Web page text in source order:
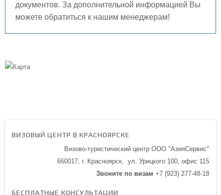
документов. За дополнительной информацией Вы
можете обратиться к нашим менеджерам!
ВИЗОВЫЙ ЦЕНТР В КРАСНОЯРСКЕ
Визово-туристический центр ООО "АзияСервис"
660017, г. Красноярск,
ул. Урицкого 100, офис 115
Звоните по визам +7 (923) 277-48-18
БЕСПЛАТНЫЕ КОНСУЛЬТАЦИИ